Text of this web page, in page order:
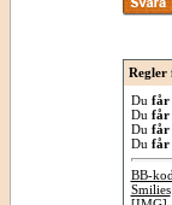
Regler
Du får
Du får
Du får
Du får
BB-kod
Smilies